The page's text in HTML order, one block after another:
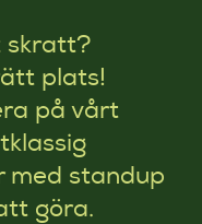
skratt?
plats!
på vårt
med standup
göra.